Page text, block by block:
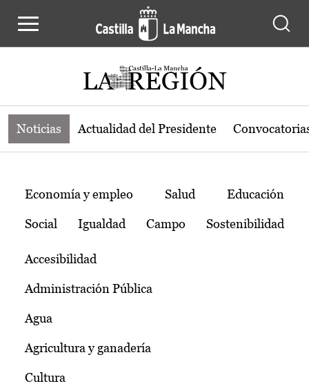
Noticias de la región de Castilla-La
Noticias Actualidad del Presidente
Temas
Economía y empleo Salud Educación
Social Igualdad Campo Sostenibilidad
Accesibilidad
Administración Pública
Agua
Agricultura y ganadería
Cultura